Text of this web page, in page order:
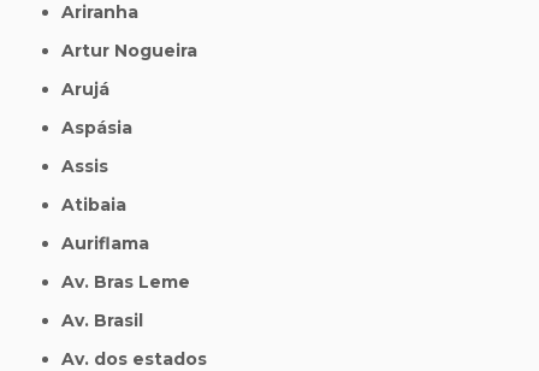
Ariranha
Artur Nogueira
Arujá
Aspásia
Assis
Atibaia
Auriflama
Av. Bras Leme
Av. Brasil
Av. dos estados